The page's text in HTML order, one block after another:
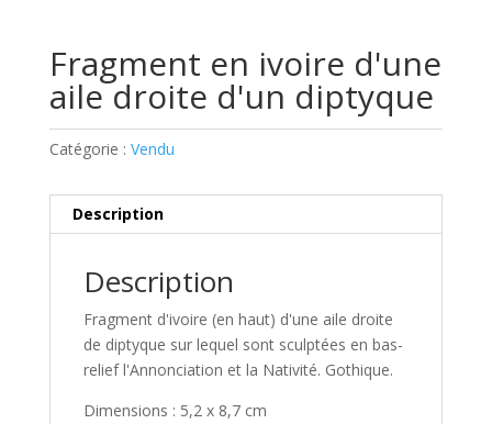
Fragment en ivoire d'une
aile droite d'un diptyque
Catégorie : Vendu
Description
Description
Fragment d'ivoire (en haut) d'une aile droite
de diptyque sur lequel sont sculptées en bas-
relief l'Annonciation et la Nativité. Gothique.
Dimensions : 5,2 x 8,7 cm